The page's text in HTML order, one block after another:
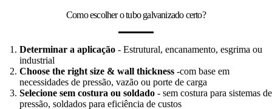
Como escolher o tubo galvanizado certo?
Determinar a aplicação - Estrutural, encanamento, esgrima ou
industrial
Choose the right size & wall thickness -com base em
necessidades de pressão, vazão ou porte de carga
Selecione sem costura ou soldado - sem costura para sistemas de
pressão, soldados para eficiência de custos